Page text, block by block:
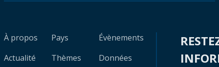
À propos
Actualité
Pays
Thèmes
Évènements
Données